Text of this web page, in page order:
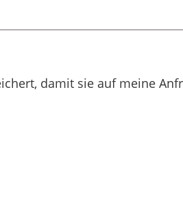
damit sie auf meine